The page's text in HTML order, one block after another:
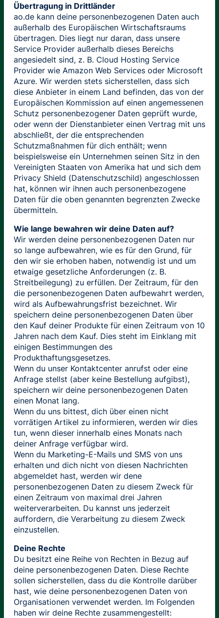
Übertragung in Drittländer
ao.de kann deine personenbezogenen Daten auch
außerhalb des Europäischen Wirtschaftsraums
übertragen. Dies liegt nur daran, dass unsere
Service Provider außerhalb dieses Bereichs
angesiedelt sind, z. B. Cloud Hosting Service
Provider wie Amazon Web Services oder Microsoft
Azure. Wir werden stets sicherstellen, dass sich
diese Anbieter in einem Land befinden, das von der
Europäischen Kommission auf einen angemessenen
Schutz personenbezogener Daten geprüft wurde,
oder wenn der Dienstanbieter einen Vertrag mit uns
abschließt, der die entsprechenden
Schutzmaßnahmen für dich enthält; wenn
beispielsweise ein Unternehmen seinen Sitz in den
Vereinigten Staaten von Amerika hat und sich dem
Privacy Shield (Datenschutzschild) angeschlossen
hat, können wir ihnen auch personenbezogene
Daten für die oben genannten begrenzten Zwecke
übermitteln.
Wie lange bewahren wir deine Daten auf?
Wir werden deine personenbezogenen Daten nur
so lange aufbewahren, wie es für den Grund, für
den wir sie erhoben haben, notwendig ist und um
etwaige gesetzliche Anforderungen (z. B.
Streitbeilegung) zu erfüllen. Der Zeitraum, für den
die personenbezogenen Daten aufbewahrt werden,
wird als Aufbewahrungsfrist bezeichnet. Wir
speichern deine personenbezogenen Daten über
den Kauf deiner Produkte für einen Zeitraum von 10
Jahren nach dem Kauf. Dies steht im Einklang mit
einigen Bestimmungen des
Produkthaftungsgesetzes.
Wenn du unser Kontaktcenter anrufst oder eine
Anfrage stellst (aber keine Bestellung aufgibst),
speichern wir deine personenbezogenen Daten
einen Monat lang.
Wenn du uns bittest, dich über einen nicht
vorrätigen Artikel zu informieren, werden wir dies
tun, wenn dieser innerhalb eines Monats nach
deiner Anfrage verfügbar wird.
Wenn du Marketing-E-Mails und SMS von uns
erhalten und dich nicht von diesen Nachrichten
abgemeldet hast, werden wir dene
personenbezogenen Daten zu diesem Zweck für
einen Zeitraum von maximal drei Jahren
weiterverarbeiten. Du kannst uns jederzeit
auffordern, die Verarbeitung zu diesem Zweck
einzustellen.
Deine Rechte
Du besitzt eine Reihe von Rechten in Bezug auf
deine personenbezogenen Daten. Diese Rechte
sollen sicherstellen, dass du die Kontrolle darüber
hast, wie deine personenbezogenen Daten von
Organisationen verwendet werden. Im Folgenden
haben wir deine Rechte zusammengestellt: